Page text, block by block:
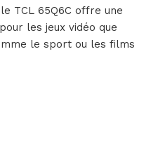
TCL 65Q6C offre une
les jeux vidéo que
le sport ou les films